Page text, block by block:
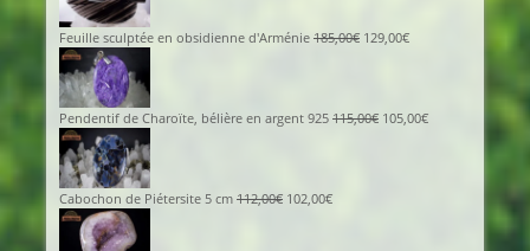
Feuille sculptée en obsidienne d'Arménie 185,00€ 129,00€
Pendentif de Charoïte, bélière en argent 925 115,00€ 105,00€
Cabochon de Piétersite 5 cm 112,00€ 102,00€